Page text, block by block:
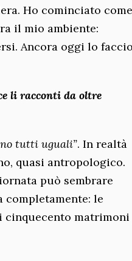
Ho cominciato come
il mio ambiente:
Ancora oggi lo faccio
li racconti da oltre
tutti uguali”. In realtà
quasi antropologico.
può sembrare
le
cinquecento matrimoni